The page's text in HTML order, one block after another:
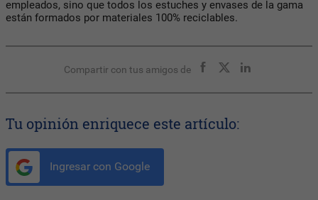
empleados, sino que todos los estuches y envases de la gama
están formados por materiales 100% reciclables.
Compartir con tus amigos de
Tu opinión enriquece este artículo:
Ingresar con Google